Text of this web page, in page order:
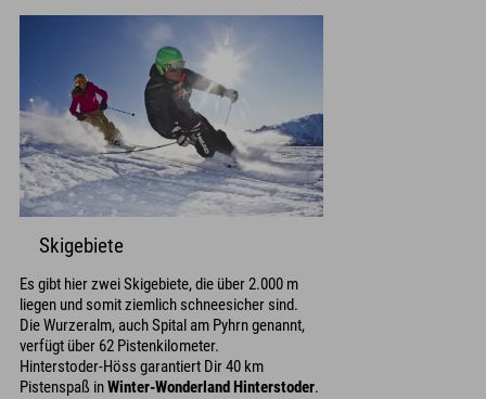
Skigebiete
Es gibt hier zwei Skigebiete, die über 2.000 m
liegen und somit ziemlich schneesicher sind.
Die Wurzeralm, auch Spital am Pyhrn genannt,
verfügt über 62 Pistenkilometer.
Hinterstoder-Höss garantiert Dir 40 km
Pistenspaß inWinter-Wonderland Hinterstoder.